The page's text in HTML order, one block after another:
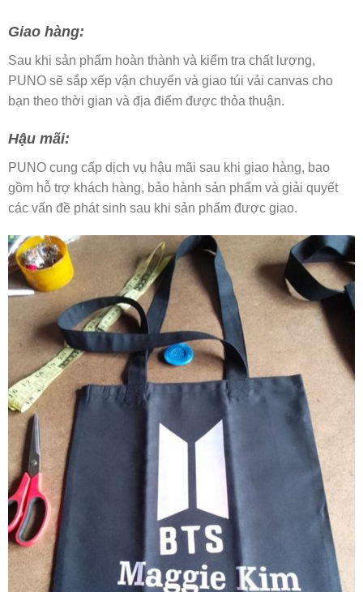
Giao hàng:
Sau khi sản phẩm hoàn thành và kiểm tra chất lượng,
PUNO sẽ sắp xếp vận chuyển và giao túi vải canvas cho
bạn theo thời gian và địa điểm được thỏa thuận.
Hậu mãi:
PUNO cung cấp dịch vụ hậu mãi sau khi giao hàng, bao
gồm hỗ trợ khách hàng, bảo hành sản phẩm và giải quyết
các vấn đề phát sinh sau khi sản phẩm được giao.